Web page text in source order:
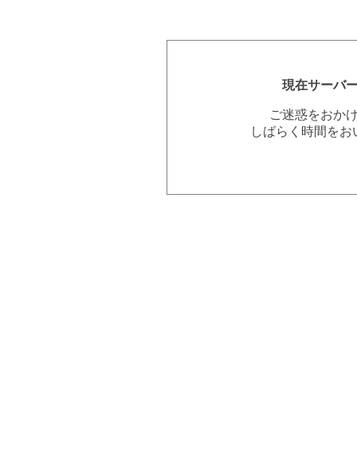
現在サーバ
ご迷惑をおか
しばらく時間を